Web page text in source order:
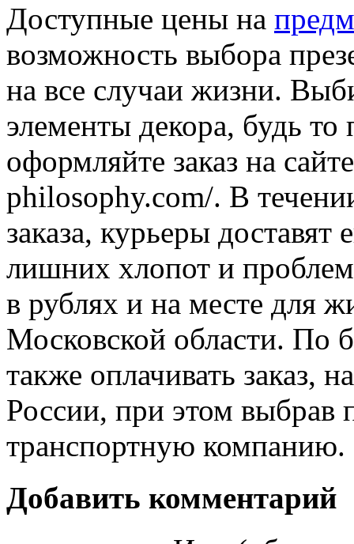
Доступные цены на
возможность выбора
на все случаи жизни.
элементы декора, будь то
оформляйте заказ на
philosophy.com/. В
заказа, курьеры доставят
лишних хлопот и
в рублях и на месте для
Московской области. По
также оплачивать заказ,
России, при этом выбрав
транспортную компанию.
Добавить комментарий